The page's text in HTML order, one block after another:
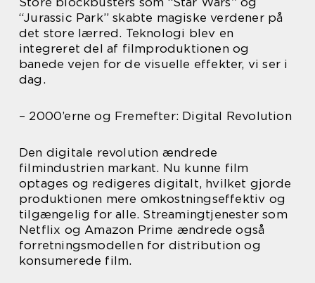
“Jurassic Park” skabte magiske verdener på
det store lærred. Teknologi blev en
integreret del af filmproduktionen og
banede vejen for de visuelle effekter, vi ser i
dag.
– 2000’erne og Fremefter: Digital Revolution
Den digitale revolution ændrede
filmindustrien markant. Nu kunne film
optages og redigeres digitalt, hvilket gjorde
produktionen mere omkostningseffektiv og
tilgængelig for alle. Streamingtjenester som
Netflix og Amazon Prime ændrede også
forretningsmodellen for distribution og
konsumerede film.